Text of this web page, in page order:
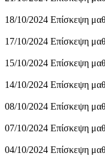
18/10/2024 Επίσκεψη
17/10/2024 Επίσκεψη
15/10/2024 Επίσκεψη
14/10/2024 Επίσκεψη
08/10/2024 Επίσκεψη
07/10/2024 Επίσκεψη
04/10/2024 Επίσκεψη